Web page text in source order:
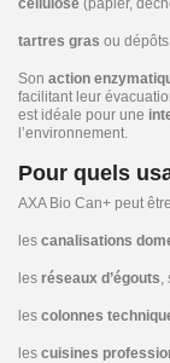
cellulose (papier,
tartres gras ou
Son action
facilitant leur
est idéale pour une
l’environnement.
Pour quels
AXA Bio Can+ peut
les canalisations
les réseaux d’égouts,
les colonnes
les cuisines